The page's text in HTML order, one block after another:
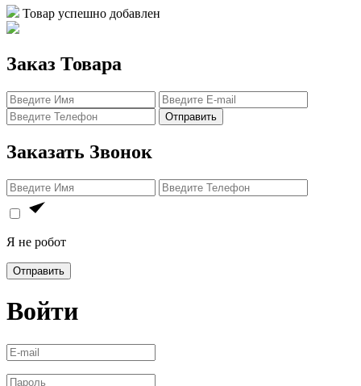
Товар успешно добавлен
Заказ Товара
Отправить
Заказать Звонок
Я не робот
Отправить
Войти